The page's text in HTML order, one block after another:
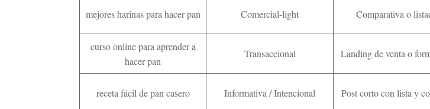
mejores harinas para hacer pan Comercial-light Comparativa o
curso online para aprender a
hacer pan
Transaccional Landing de venta o
receta fácil de pan casero Informativa / Intencional Post corto con lista y